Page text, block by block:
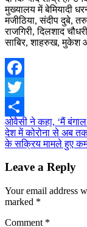
मुख्यालय में बेमियादी
मजीठिया, संदीप दुबे,
राजगिरी, दिलशाद
साबिर, शाहरुख, मुकेश
Facebook
Twitter
Share
Post
navigation
ओवैसी ने कहा, ‘मैं बंगाल
देश में कोरोना से अब
के सक्रिय मामले हुए
Leave a Reply
Your email address
marked *
Comment *